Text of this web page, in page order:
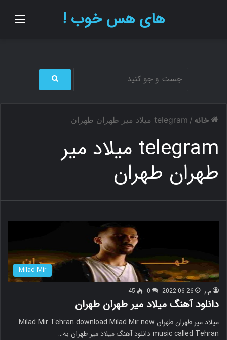
های هس خوب !
ج
خانه / telegram میلاد میر طهران طهران
telegram میلاد میر
طهران طهران
Milad Mir
م.ر 2022-06-26
0
45
دانلود آهنگ میلاد میر طهران طهران
میلاد میر طهران طهران Milad Mir Tehran download Milad Mir new
music called Tehran دانلود آهنگ میلاد میر طهران به…